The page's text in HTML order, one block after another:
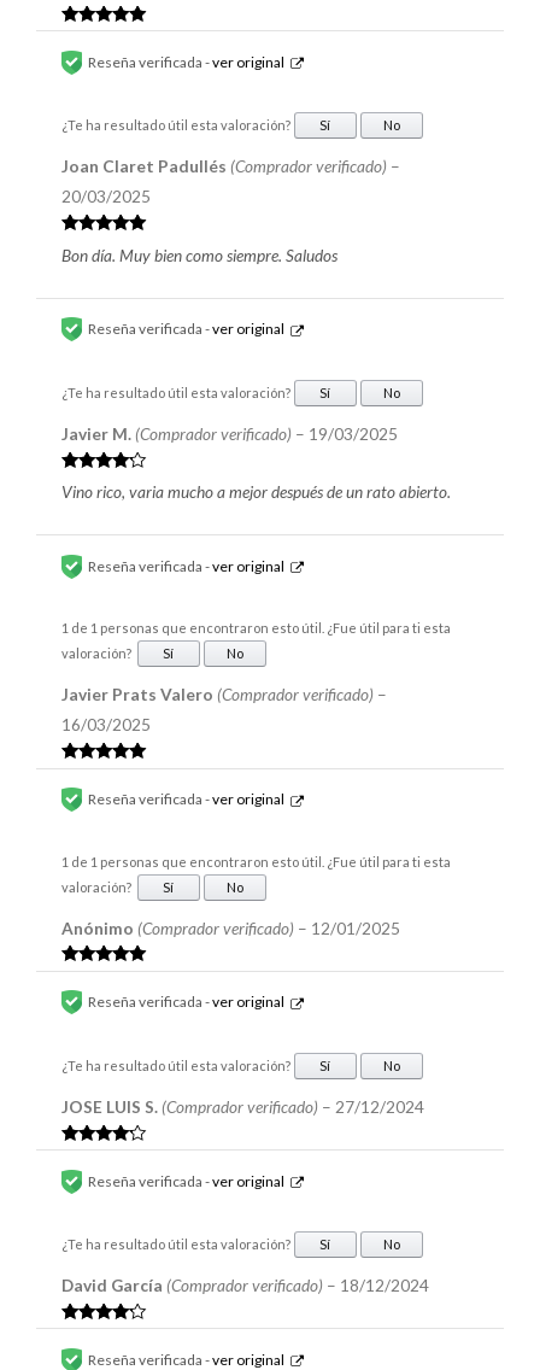
5de 5
Valorado en
5de 5
Joan Claret Padullés (Comprador verificado) –
20/03/2025
Reseña verificada -ver original
Bon día. Muy bien como siempre. Saludos
¿Te ha resultado útil esta valoración? Sí No
Valorado
en4de 5
Javier M. (Comprador verificado) – 19/03/2025
Reseña verificada -ver original
Vino rico, varia mucho a mejor después de un rato abierto.
¿Te ha resultado útil esta valoración? Sí No
Valorado en
5de 5
Javier Prats Valero (Comprador verificado) –
16/03/2025
Reseña verificada -ver original
1 de 1 personas que encontraron esto útil. ¿Fue útil para ti esta
valoración?
Sí No
Valorado en
5de 5
Anónimo (Comprador verificado) – 12/01/2025
Reseña verificada -ver original
1 de 1 personas que encontraron esto útil. ¿Fue útil para ti esta
valoración?
Sí No
en4
JOSE LUIS S. (Comprador verificado) – 27/12/2024
Reseña verificada -ver original
¿Te ha resultado útil esta valoración? Sí No
en4
David García (Comprador verificado) – 18/12/2024
Reseña verificada -ver original
¿Te ha resultado útil esta valoración? Sí No
Reseña verificada -ver original